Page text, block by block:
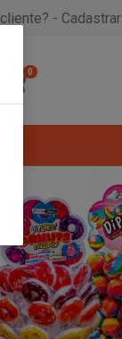
- Cadastrar
0